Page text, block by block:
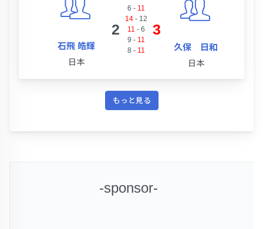
石飛 皓輝
日本
2
6 - 11
14- 12
11 - 6
9 - 11
8 - 11
3
久保 日和
日本
もっと見る
-sponsor-